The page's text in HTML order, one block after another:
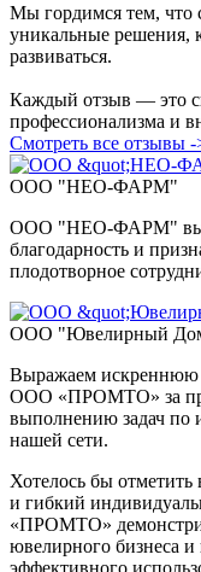
Мы гордимся тем, что
уникальные решения,
развиваться.
Каждый отзыв — это
профессионализма и
Смотреть все отзывы -
ООО "НЕО-ФАРМ"
ООО "НЕО-ФАРМ"
благодарность и
плодотворное
ООО "Ювелирный
Выражаем искреннюю
ООО «ПPOMTO» за
выполнению задач по
нашей сети.
Хотелось бы
и гибкий
«ПPOMTO»
ювелирного бизнеса
эффективного